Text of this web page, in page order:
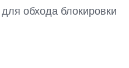
обхода блокировки